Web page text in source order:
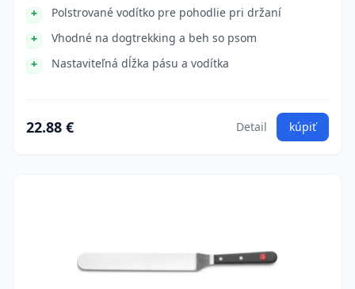
Polstrované vodítko pre pohodlie pri držaní
Vhodné na dogtrekking a beh so psom
Nastaviteľná dĺžka pásu a vodítka
22.88 € Detail kúpiť